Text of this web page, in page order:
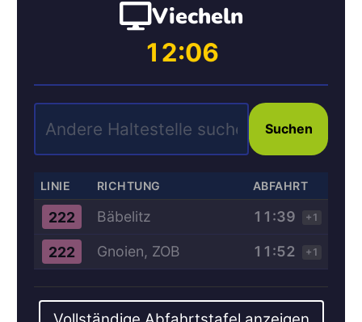
Viecheln
12:06
Suchen
LINIE RICHTUNG ABFAHRT
222 Bäbelitz 11:39 +1
222 Gnoien, ZOB 11:52 +1